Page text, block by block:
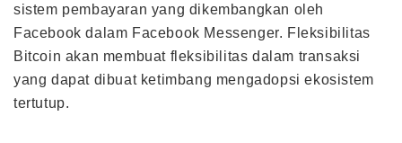
sistem pembayaran yang dikembangkan oleh
Facebook dalam Facebook Messenger. Fleksibilitas
Bitcoin akan membuat fleksibilitas dalam transaksi
yang dapat dibuat ketimbang mengadopsi ekosistem
tertutup.